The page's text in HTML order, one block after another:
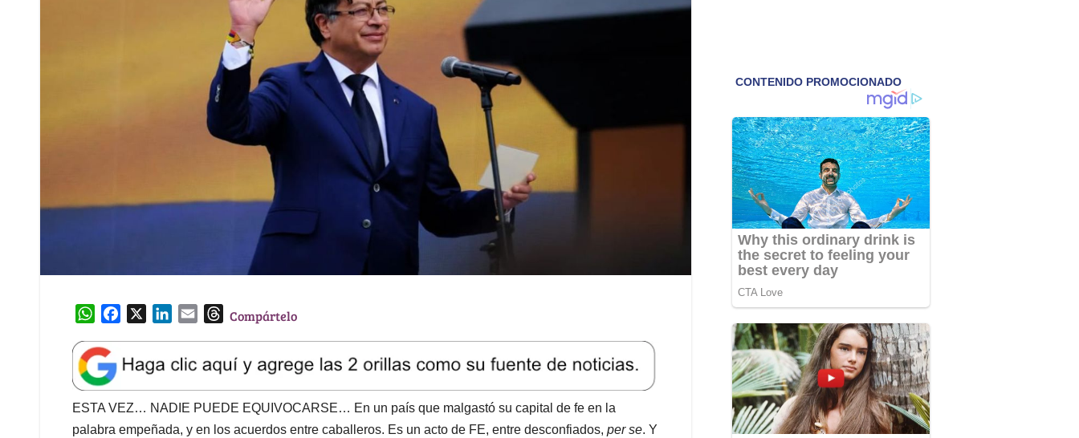
W
a
t
s
A
p
e
b
o
o
k
e
d
I
l
T
e
a
d
s
Compártelo
ESTA VEZ… NADIE PUEDE EQUIVOCARSE… En un país que malgastó su capital de fe en la
palabra empeñada, y en los acuerdos entre caballeros. Es un acto de FE, entre desconfiados, per se. Y